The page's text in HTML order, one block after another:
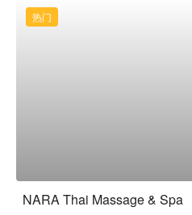
热门
NARA Thai Massage & Spa